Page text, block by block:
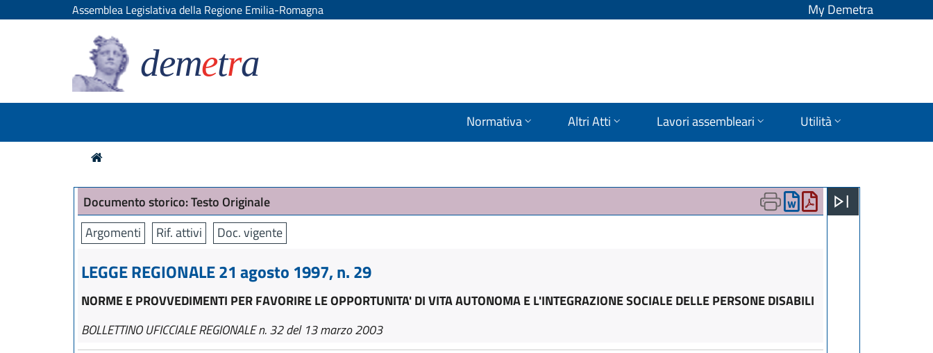
Assemblea Legislativa della Regione Emilia-Romagna My Demetra
demetra
Normativa Altri Atti Lavori assembleari Utilità
Documento storico: Testo Originale
Argomenti
Rif. attivi Doc. vigente
LEGGE REGIONALE 21 agosto 1997, n. 29
NORME E PROVVEDIMENTI PER FAVORIRE LE OPPORTUNITA' DI VITA AUTONOMA E L'INTEGRAZIONE SOCIALE DELLE PERSONE DISABILI
BOLLETTINO UFICCIALE REGIONALE n. 32 del 13 marzo 2003